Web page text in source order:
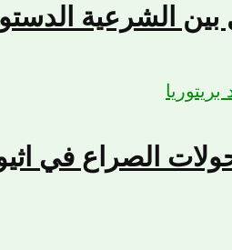
الصراع في
الشرعية